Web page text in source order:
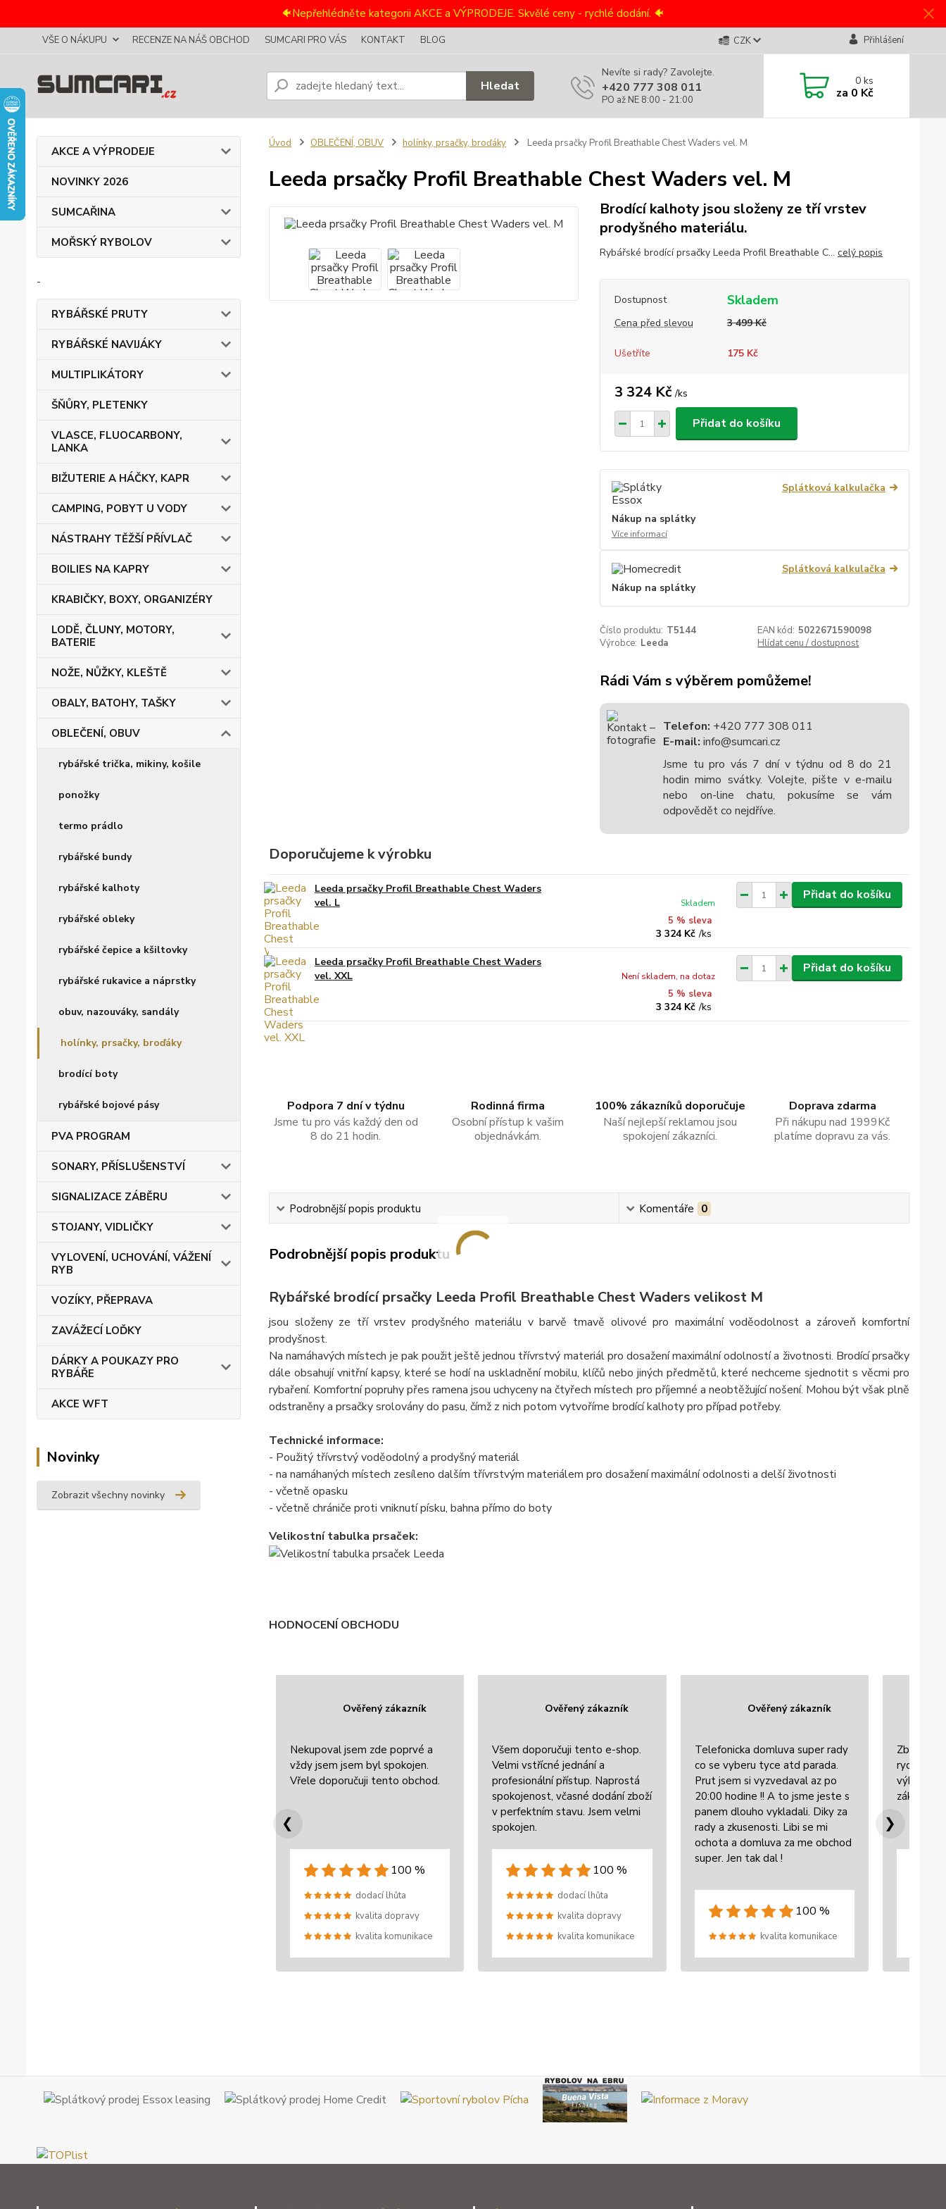
🐠Nepřehlédněte kategorii AKCE a VÝPRODEJE. Skvělé ceny - rychlé dodání. 🐠
VŠE O NÁKUPU RECENZE NA NÁŠ OBCHOD SUMCARI PRO VÁS KONTAKT BLOG CZK Přihlášení
Hledat
Nevíte si rady? Zavolejte.
+420 777 308 011
PO až NE 8:00 - 21:00
0ks
za 0 Kč
AKCE A VÝPRODEJE
NOVINKY 2026
SUMCAŘINA
MOŘSKÝ RYBOLOV
-
RYBÁŘSKÉ PRUTY
RYBÁŘSKÉ NAVIJÁKY
MULTIPLIKÁTORY
ŠŇŮRY, PLETENKY
VLASCE, FLUOCARBONY,
LANKA
BIŽUTERIE A HÁČKY, KAPR
CAMPING, POBYT U VODY
NÁSTRAHY TĚŽŠÍ PŘÍVLAČ
BOILIES NA KAPRY
KRABIČKY, BOXY, ORGANIZÉRY
LODĚ, ČLUNY, MOTORY,
BATERIE
NOŽE, NŮŽKY, KLEŠTĚ
OBALY, BATOHY, TAŠKY
OBLEČENÍ, OBUV
rybářské trička, mikiny, košile
ponožky
termo prádlo
rybářské bundy
rybářské kalhoty
rybářské obleky
rybářské čepice a kšiltovky
rybářské rukavice a náprstky
obuv, nazouváky, sandály
holínky, prsačky, broďáky
brodící boty
rybářské bojové pásy
PVA PROGRAM
SONARY, PŘÍSLUŠENSTVÍ
SIGNALIZACE ZÁBĚRU
STOJANY, VIDLIČKY
VYLOVENÍ, UCHOVÁNÍ, VÁŽENÍ
RYB
VOZÍKY, PŘEPRAVA
ZAVÁŽECÍ LOĎKY
DÁRKY A POUKAZY PRO
RYBÁŘE
AKCE WFT
Novinky
Zobrazit všechny novinky
Úvod OBLEČENÍ, OBUV holínky, prsačky, broďáky Leeda prsačky Profil Breathable Chest Waders vel. M
Leeda prsačky Profil Breathable Chest Waders vel. M
Brodící kalhoty jsou složeny ze tří vrstev
prodyšného materiálu.
Rybářské brodící prsačky Leeda Profil Breathable C... celý popis
Dostupnost Skladem
Cena před slevou 3 499 Kč
Ušetříte 175 Kč
3 324 Kč /ks
Přidat do košíku
Splátková kalkulačka
Nákup na splátky
Více informací
Splátková kalkulačka
Nákup na splátky
Číslo produktu: T5144 EAN kód: 5022671590098
Výrobce: Leeda Hlídat cenu / dostupnost
Rádi Vám s výběrem pomůžeme!
Telefon: +420 777 308 011
E-mail: info@sumcari.cz
Jsme tu pro vás 7 dní v týdnu od 8 do 21
hodin mimo svátky. Volejte, pište v e-mailu
nebo on-line chatu, pokusíme se vám
odpovědět co nejdříve.
Doporučujeme k výrobku
Leeda prsačky Profil Breathable Chest Waders
vel. L
5 % sleva
3 324 Kč /ks
Skladem
Přidat do košíku
Leeda prsačky Profil Breathable Chest Waders
vel. XXL
5 % sleva
3 324 Kč /ks
Není skladem, na dotaz
Přidat do košíku
Podpora 7 dní v týdnu
Jsme tu pro vás každý den od
8 do 21 hodin.
Rodinná firma
Osobní přístup k vašim
objednávkám.
100% zákazníků doporučuje
Naší nejlepší reklamou jsou
spokojení zákazníci.
Doprava zdarma
Při nákupu nad 1999Kč
platíme dopravu za vás.
Podrobnější popis produktu Komentáře 0
Podrobnější popis produktu
Rybářské brodící prsačky Leeda Profil Breathable Chest Waders velikost M
jsou složeny ze tří vrstev prodyšného materiálu v barvě tmavě olivové pro maximální voděodolnost a zároveň komfortní
prodyšnost.
Na namáhavých místech je pak použit ještě jednou třívrstvý materiál pro dosažení maximální odolností a životnosti. Brodící prsačky
dále obsahují vnitřní kapsy, které se hodí na uskladnění mobilu, klíčů nebo jiných předmětů, které nechceme sjednotit s věcmi pro
rybaření. Komfortní popruhy přes ramena jsou uchyceny na čtyřech místech pro příjemné a neobtěžující nošení. Mohou být však plně
odstraněny a prsačky srolovány do pasu, čímž z nich potom vytvoříme brodící kalhoty pro případ potřeby.
Technické informace:
- Použitý třívrstvý voděodolný a prodyšný materiál
- na namáhaných místech zesíleno dalším třívrstvým materiálem pro dosažení maximální odolnosti a delší životnosti
- včetně opasku
- včetně chrániče proti vniknutí písku, bahna přímo do boty
Velikostní tabulka prsaček:
HODNOCENÍ OBCHODU
Ověřený zákazník
Nekupoval jsem zde poprvé a
vždy jsem jsem byl spokojen.
Vřele doporučuji tento obchod.
100 %
dodací lhůta
kvalita dopravy
kvalita komunikace
Ověřený zákazník
Všem doporučuji tento e-shop.
Velmi vstřícné jednání a
profesionální přístup. Naprostá
spokojenost, včasné dodání zboží
v perfektním stavu. Jsem velmi
spokojen.
100 %
dodací lhůta
kvalita dopravy
kvalita komunikace
Ověřený zákazník
Telefonicka domluva super rady
co se vyberu tyce atd parada.
Prut jsem si vyzvedaval az po
20:00 hodine !! A to jsme jeste s
panem dlouho vykladali. Diky za
rady a zkusenosti. Libi se mi
ochota a domluva za me obchod
super. Jen tak dal !
100 %
kvalita komunikace
Zboží
rychle
výbornou
❮ ❯